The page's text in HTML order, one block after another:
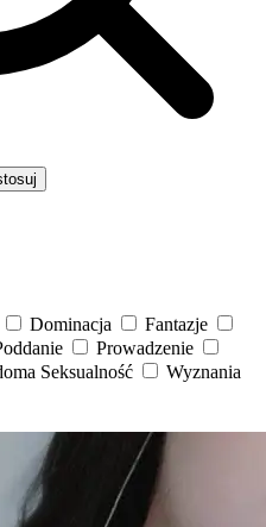
Dominacja
Fantazje
Prowadzenie
Seksualność
Wyznania